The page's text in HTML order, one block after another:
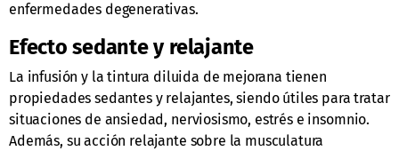
enfermedades degenerativas.
Efecto sedante y relajante
La infusión y la tintura diluida de mejorana tienen
propiedades sedantes y relajantes, siendo útiles para tratar
situaciones de ansiedad, nerviosismo, estrés e insomnio.
Además, su acción relajante sobre la musculatura